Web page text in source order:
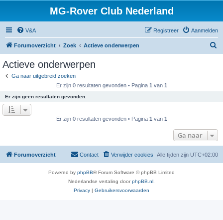
MG-Rover Club Nederland
V&A Aanmelden
Registreer
Forumoverzicht Zoek Actieve onderwerpen
Actieve onderwerpen
Ga naar uitgebreid zoeken
Er zijn 0 resultaten gevonden • Pagina 1 van 1
Er zijn geen resultaten gevonden.
Er zijn 0 resultaten gevonden • Pagina 1 van 1
Ga naar
Forumoverzicht Alle tijden zijn UTC+02:00
Verwijder cookies
Contact
Powered by phpBB® Forum Software © phpBB Limited
Nederlandse vertaling doorphpBB.nl
Privacy | Gebruikersvoorwaarden